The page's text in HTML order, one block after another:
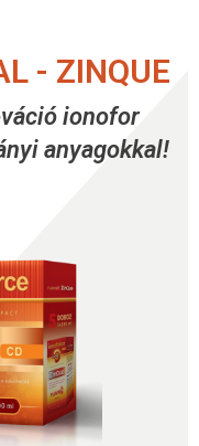
- ZINQUE
ionofor
anyagokkal!